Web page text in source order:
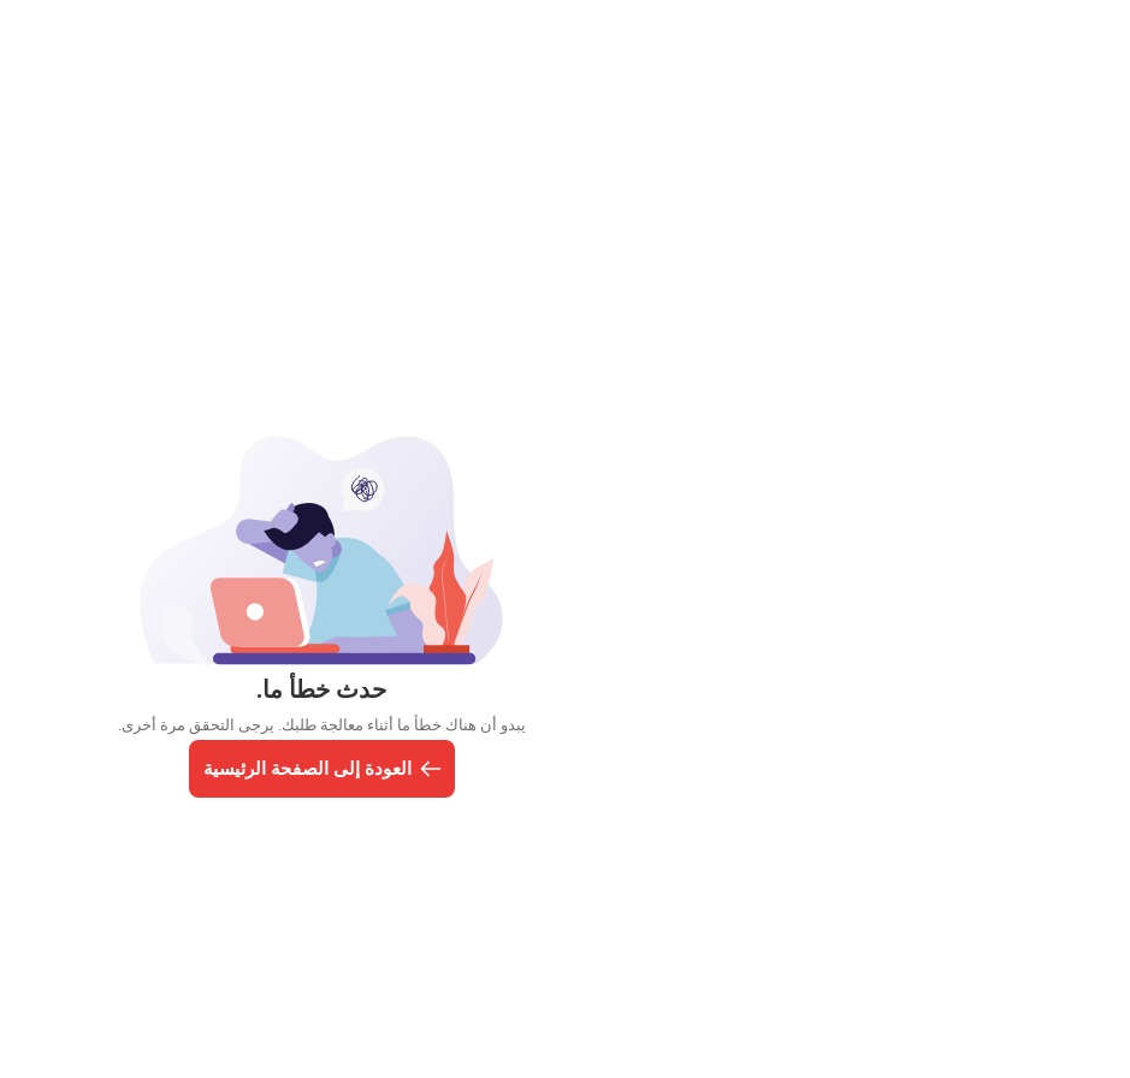
حدث خطأ ما.
يبدو أن هناك خطأ ما أثناء معالجة طلبك. يرجى التحقق مرة أخرى.
العودة إلى الصفحة الرئيسية